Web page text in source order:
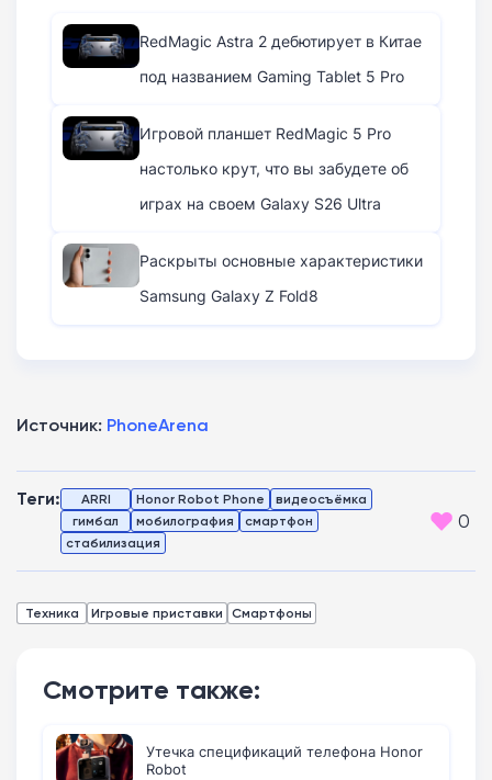
RedMagic Astra 2 дебютирует в Китае
под названием Gaming Tablet 5 Pro
Игровой планшет RedMagic 5 Pro
настолько крут, что вы забудете об
играх на своем Galaxy S26 Ultra
Раскрыты основные характеристики
Samsung Galaxy Z Fold8
Источник: PhoneArena
Теги: ARRI Honor Robot Phone
видеосъёмка
гимбал
мобилография
смартфон
стабилизация
0
Техника Игровые приставки Смартфоны
Смотрите также:
Утечка спецификаций телефона Honor
Robot